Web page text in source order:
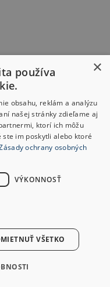
×
používa
obsahu, reklám a analýzu
našej stránky zdieľame aj
ktorí ich môžu
im poskytli alebo ktoré
ochrany osobných
VÝKONNOSŤ
VŠETKO